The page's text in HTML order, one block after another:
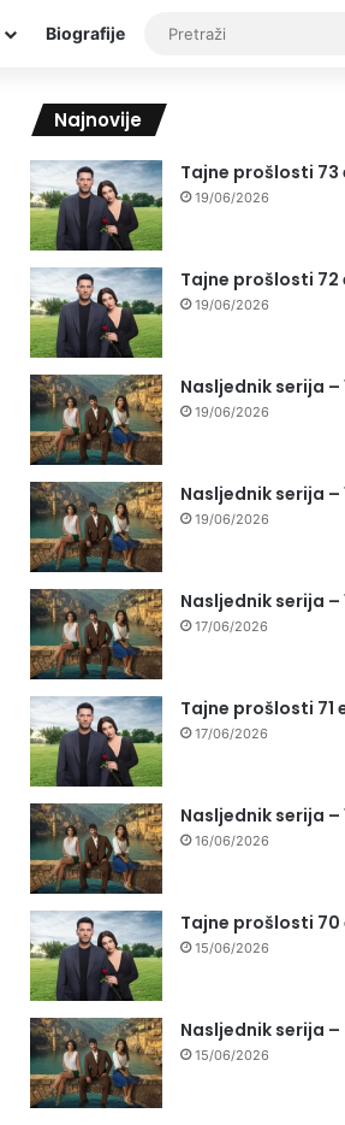
Biografije
Najnovije
Tajne prošlosti 73
19/06/2026
Tajne prošlosti 72
19/06/2026
Nasljednik serija –
19/06/2026
Nasljednik serija –
19/06/2026
Nasljednik serija –
17/06/2026
Tajne prošlosti 71
17/06/2026
Nasljednik serija –
16/06/2026
Tajne prošlosti
15/06/2026
Nasljednik serija
15/06/2026